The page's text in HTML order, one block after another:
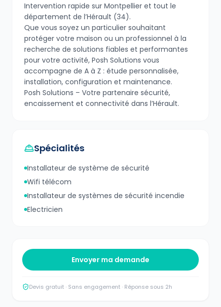
Intervention rapide sur Montpellier et tout le
département de l’Hérault (34).
Que vous soyez un particulier souhaitant
protéger votre maison ou un professionnel à la
recherche de solutions fiables et performantes
pour votre activité, Posh Solutions vous
accompagne de A à Z : étude personnalisée,
installation, configuration et maintenance.
Posh Solutions – Votre partenaire sécurité,
encaissement et connectivité dans l’Hérault.
Spécialités
Installateur de système de sécurité
Wifi télécom
Installateur de systèmes de sécurité incendie
Electricien
Envoyer ma demande
Devis gratuit · Sans engagement · Réponse sous 2h